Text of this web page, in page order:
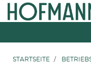
Zum
Inhalt
Zum
Navigationsmenü
STARTSEITE